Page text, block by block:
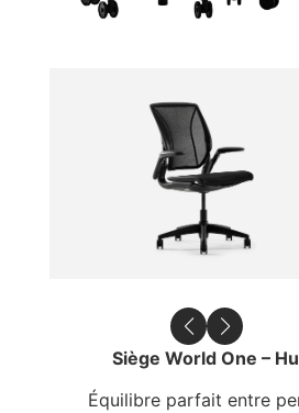
Siège World One –
Équilibre parfait entre